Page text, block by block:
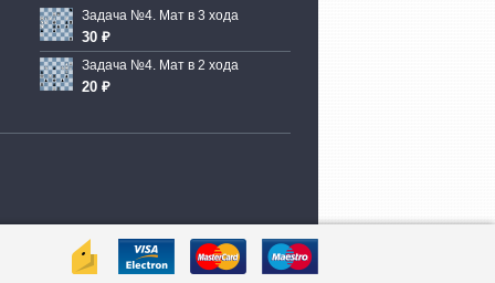
Задача №4. Мат в 3 хода
30 ₽
Задача №4. Мат в 2 хода
20 ₽